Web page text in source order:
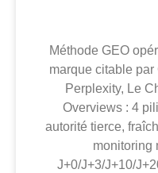
Méthode GEO
marque citable
Perplexity, Le
Overviews : 4
autorité tierce,
monitoring
J+0/J+3/J+10/